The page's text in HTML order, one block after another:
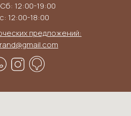
предложений:
12:00-19:00
12:00-18:00